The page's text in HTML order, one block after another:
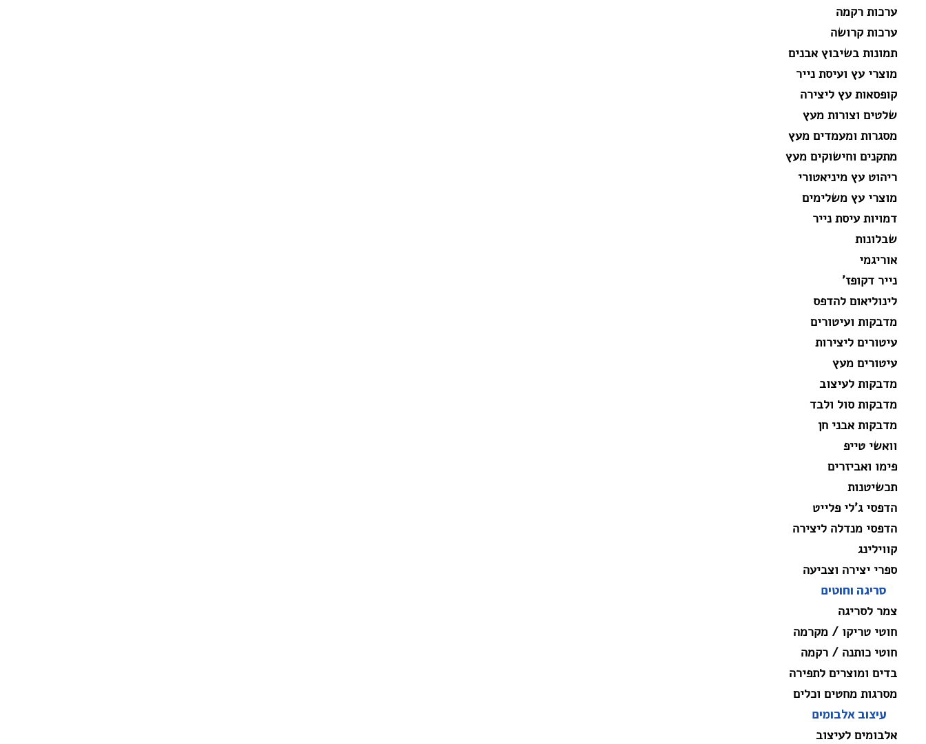
ערכות רקמה
ערכות קרושה
תמונות בשיבוץ אבנים
מוצרי עץ ועיסת נייר
קופסאות עץ ליצירה
שלטים וצורות מעץ
מסגרות ומעמדים מעץ
מתקנים וחישוקים מעץ
ריהוט עץ מיניאטורי
מוצרי עץ משלימים
דמויות עיסת נייר
שבלונות
אוריגמי
נייר דקופז'
לינוליאום להדפס
מדבקות ועיטורים
עיטורים ליצירות
עיטורים מעץ
מדבקות לעיצוב
מדבקות סול ולבד
מדבקות אבני חן
וואשי טייפ
פימו ואביזרים
תכשיטנות
הדפסי ג'לי פלייט
הדפסי מנדלה ליצירה
קווילינג
ספרי יצירה וצביעה
סריגה וחוטים
צמר לסריגה
חוטי טריקו / מקרמה
חוטי כותנה / רקמה
בדים ומוצרים לתפירה
מסרגות מחטים וכלים
עיצוב אלבומים
אלבומים לעיצוב